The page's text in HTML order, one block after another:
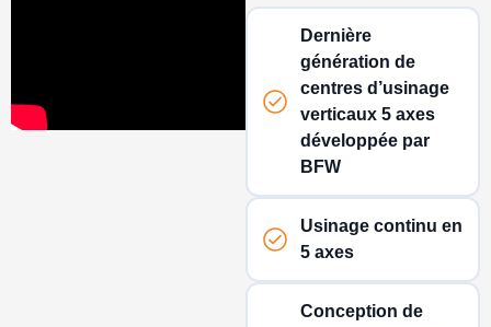
Dernière
génération de
centres d’usinage
verticaux 5 axes
développée par
BFW
Usinage continu en
5 axes
Conception de